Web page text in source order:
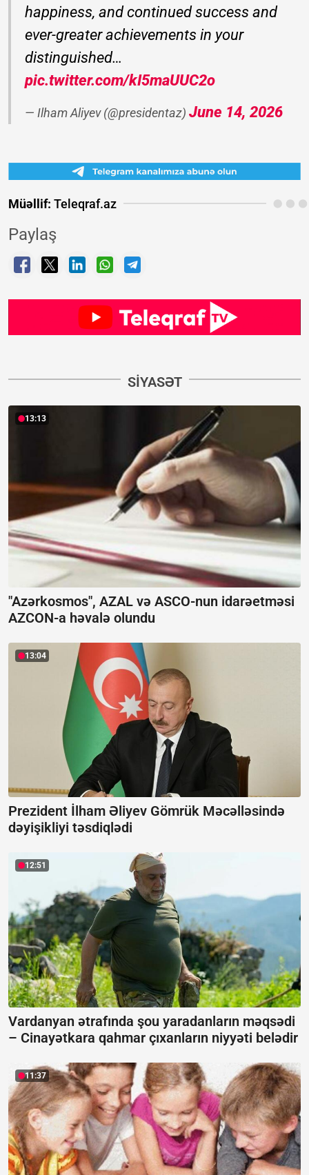
happiness, and continued success and
ever-greater achievements in your
distinguished…
pic.twitter.com/kI5maUUC2o
— Ilham Aliyev (@presidentaz) June 14, 2026
Müəllif: Teleqraf.az
Paylaş
SIYASƏT
13:13
"Azərkosmos", AZAL və ASCO-nun idarəetməsi
AZCON-a həvalə olundu
13:04
Prezident İlham Əliyev Gömrük Məcəlləsində
dəyişikliyi təsdiqlədi
12:51
Vardanyan ətrafında şou yaradanların məqsədi
– Cinayətkara qahmar çıxanların niyyəti belədir
11:37